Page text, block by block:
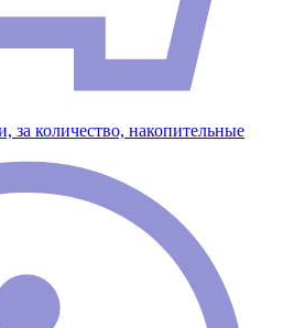
за количество, накопительные